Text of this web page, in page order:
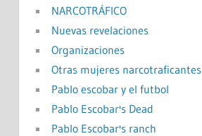
NARCOTRÁFICO
Nuevas revelaciones
Organizaciones
Otras mujeres narcotraficantes
Pablo escobar y el futbol
Pablo Escobar's Dead
Pablo Escobar's ranch